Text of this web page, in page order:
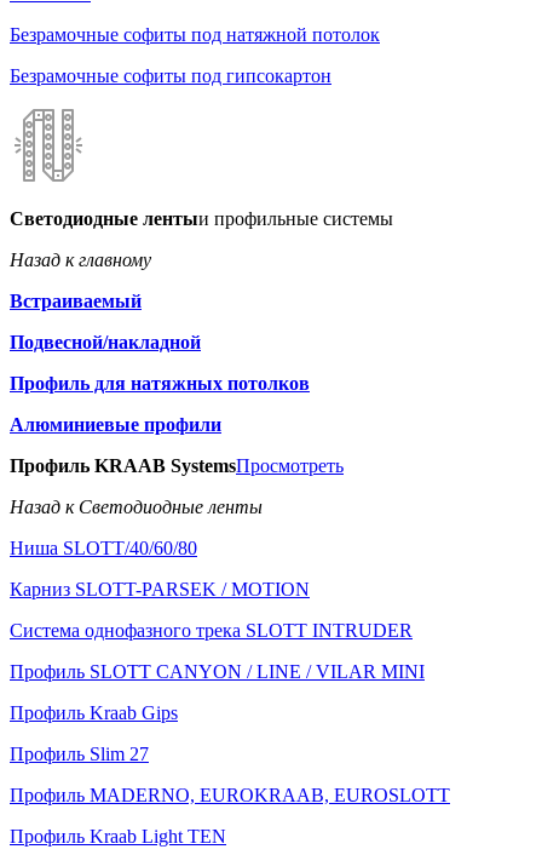
Безрамочные софиты под натяжной потолок
Безрамочные софиты под гипсокартон
Светодиодные лентыи профильные системы
Назад к главному
Встраиваемый
Подвесной/накладной
Профиль для натяжных потолков
Алюминиевые профили
Профиль KRAAB SystemsПросмотреть
Назад к Светодиодные ленты
Ниша SLOTT/40/60/80
Карниз SLOTT-PARSEK / MOTION
Система однофазного трека SLOTT INTRUDER
Профиль SLOTT CANYON / LINE / VILAR MINI
Профиль Kraab Gips
Профиль Slim 27
Профиль MADERNO, EUROKRAAB, EUROSLOTT
Профиль Kraab Light TEN